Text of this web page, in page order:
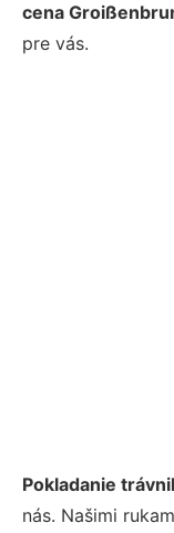
cena
pre vás.
Pokladanie
nás. Našimi